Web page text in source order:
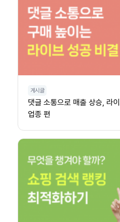
게시글
댓글 소통으로 매출 상승, 라
업종 편